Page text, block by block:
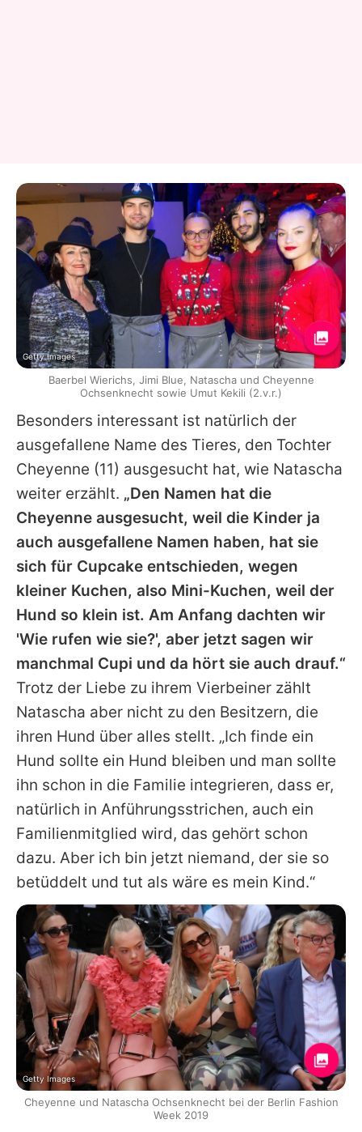
Besonders interessant ist natürlich der
ausgefallene Name des Tieres, den Tochter
Cheyenne (11) ausgesucht hat, wie Natascha
weiter erzählt. „Den Namen hat die
Cheyenne ausgesucht, weil die Kinder ja
auch ausgefallene Namen haben, hat sie
sich für Cupcake entschieden, wegen
kleiner Kuchen, also Mini-Kuchen, weil der
Hund so klein ist. Am Anfang dachten wir
'Wie rufen wie sie?', aber jetzt sagen wir
manchmal Cupi und da hört sie auch drauf.“
Trotz der Liebe zu ihrem Vierbeiner zählt
Natascha aber nicht zu den Besitzern, die
ihren Hund über alles stellt. „Ich finde ein
Hund sollte ein Hund bleiben und man sollte
ihn schon in die Familie integrieren, dass er,
natürlich in Anführungsstrichen, auch ein
Familienmitglied wird, das gehört schon
dazu. Aber ich bin jetzt niemand, der sie so
betüddelt und tut als wäre es mein Kind.“
Getty Images
Baerbel Wierichs, Jimi Blue, Natascha und Cheyenne
Ochsenknecht sowie Umut Kekili (2.v.r.)
Getty Images
Cheyenne und Natascha Ochsenknecht bei der Berlin Fashion
Week 2019